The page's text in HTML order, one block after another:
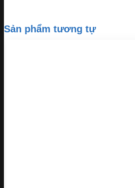
Sản phẩm tương tự